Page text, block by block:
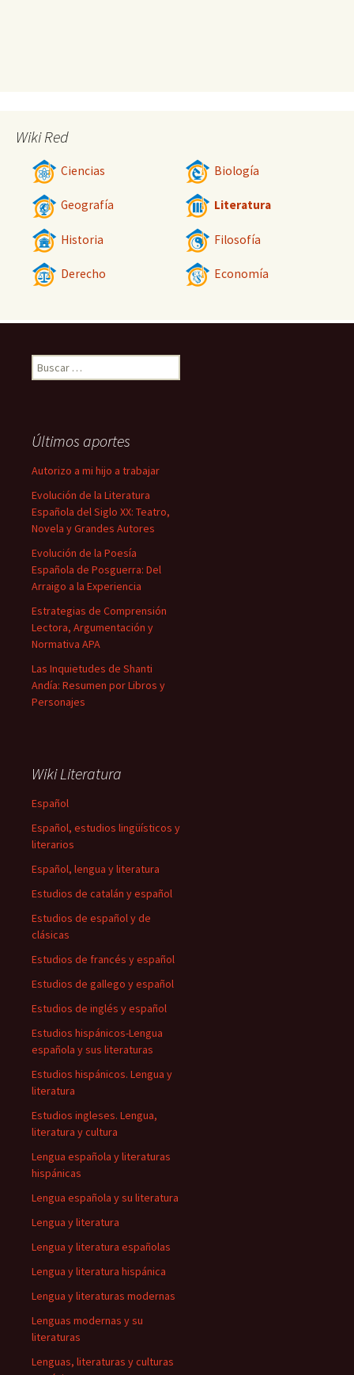
Wiki Red
Ciencias Biología
Geografía Literatura
Historia Filosofía
Derecho Economía
Buscar:
Últimos aportes
Autorizo a mi hijo a trabajar
Evolución de la Literatura
Española del Siglo XX: Teatro,
Novela y Grandes Autores
Evolución de la Poesía
Española de Posguerra: Del
Arraigo a la Experiencia
Estrategias de Comprensión
Lectora, Argumentación y
Normativa APA
Las Inquietudes de Shanti
Andía: Resumen por Libros y
Personajes
Wiki Literatura
Español
Español, estudios lingüísticos y
literarios
Español, lengua y literatura
Estudios de catalán y español
Estudios de español y de
clásicas
Estudios de francés y español
Estudios de gallego y español
Estudios de inglés y español
Estudios hispánicos-Lengua
española y sus literaturas
Estudios hispánicos. Lengua y
literatura
Estudios ingleses. Lengua,
literatura y cultura
Lengua española y literaturas
hispánicas
Lengua española y su literatura
Lengua y literatura
Lengua y literatura españolas
Lengua y literatura hispánica
Lengua y literaturas modernas
Lenguas modernas y su
literaturas
Lenguas, literaturas y culturas